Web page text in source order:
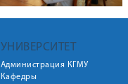
УНИВЕРСИТЕТ
Администрация КГМУ
Кафедры